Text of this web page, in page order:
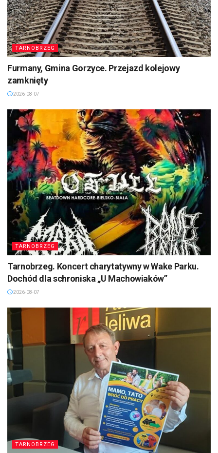
TARNOBRZEG
Furmany, Gmina Gorzyce. Przejazd kolejowy
zamknięty
2026-08-07
TARNOBRZEG
Tarnobrzeg. Koncert charytatywny w Wake Parku.
Dochód dla schroniska „U Machowiaków”
2026-08-07
TARNOBRZEG